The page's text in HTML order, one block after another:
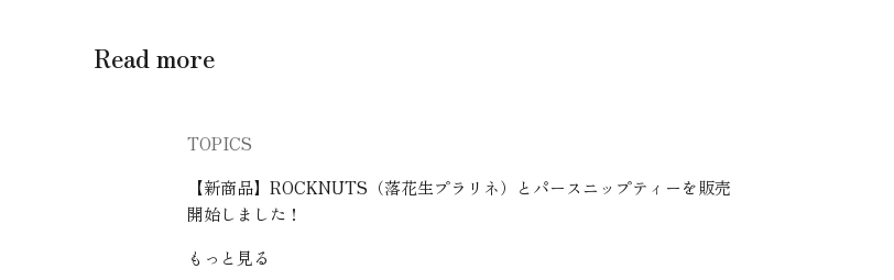
Read more
TOPICS
【新商品】ROCKNUTS（落花生プラリネ）とパースニップティーを販売
開始しました！
もっと見る